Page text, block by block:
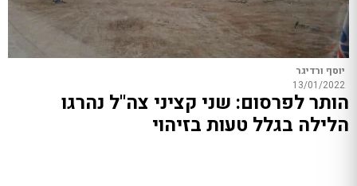
יוסף ורדיגר
13/01/2022
הותר לפרסום: שני קציני צה"ל נהרגו
הלילה בגלל טעות בזיהוי